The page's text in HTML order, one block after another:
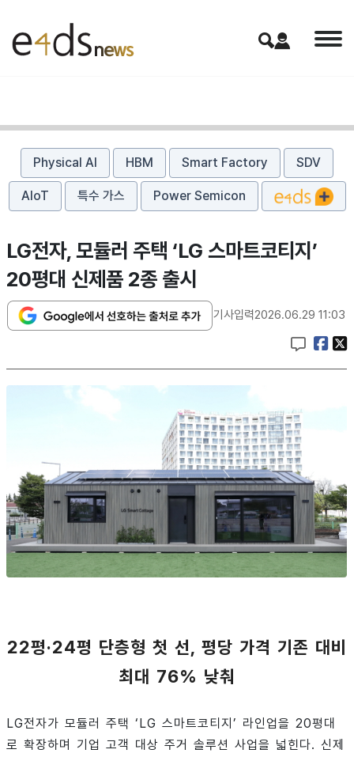
Physical AI HBM Smart Factory SDV
AIoT 특수 가스 Power Semicon
LG전자, 모듈러 주택 ‘LG 스마트코티지’
20평대 신제품 2종 출시
기사입력2026.06.29 11:03
22평·24평 단층형 첫 선, 평당 가격 기존 대비
최대 76% 낮춰
LG전자가 모듈러 주택 ‘LG 스마트코티지’ 라인업을 20평대
로 확장하며 기업 고객 대상 주거 솔루션 사업을 넓힌다. 신제